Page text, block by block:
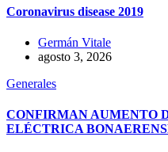
Coronavirus disease 2019
Germán Vitale
agosto 3, 2026
Generales
CONFIRMAN AUMENTO
ELÉCTRICA